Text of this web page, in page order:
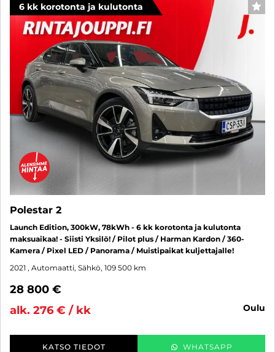
6 kk korotonta ja kulutonta
Polestar 2
Launch Edition, 300kW, 78kWh - 6 kk korotonta ja kulutonta
maksuaikaa! - Siisti Yksilö! / Pilot plus / Harman Kardon / 360-
Kamera / Pixel LED / Panorama / Muistipaikat kuljettajalle!
2021 , Automaatti, Sähkö, 109 500 km
28 800 €
alk. 276 € / kk
oulu
KATSO TIEDOT WHATSAPP